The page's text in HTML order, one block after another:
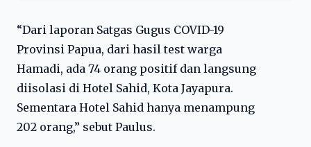
“Dari laporan Satgas Gugus COVID-19
Provinsi Papua, dari hasil test warga
Hamadi, ada 74 orang positif dan langsung
diisolasi di Hotel Sahid, Kota Jayapura.
Sementara Hotel Sahid hanya menampung
202 orang,” sebut Paulus.